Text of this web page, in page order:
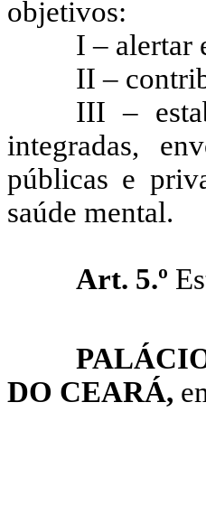
objetivos:
I – alertar
II –
III –
integradas,
públicas e
saúde mental.
Art. 5.º
DO CEARÁ,